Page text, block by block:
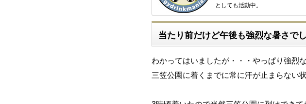
としても活動中。
当たり前だけど午後も強烈な暑さで
わかってはいましたが・・・やっぱり強烈
三笠公園に着くまでに常に汗が止まらない